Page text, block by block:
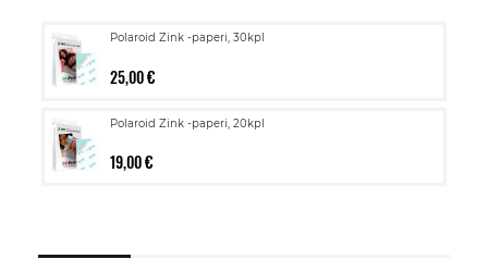
Polaroid Zink -paperi, 30kpl
25,00 €
Polaroid Zink -paperi, 20kpl
19,00 €